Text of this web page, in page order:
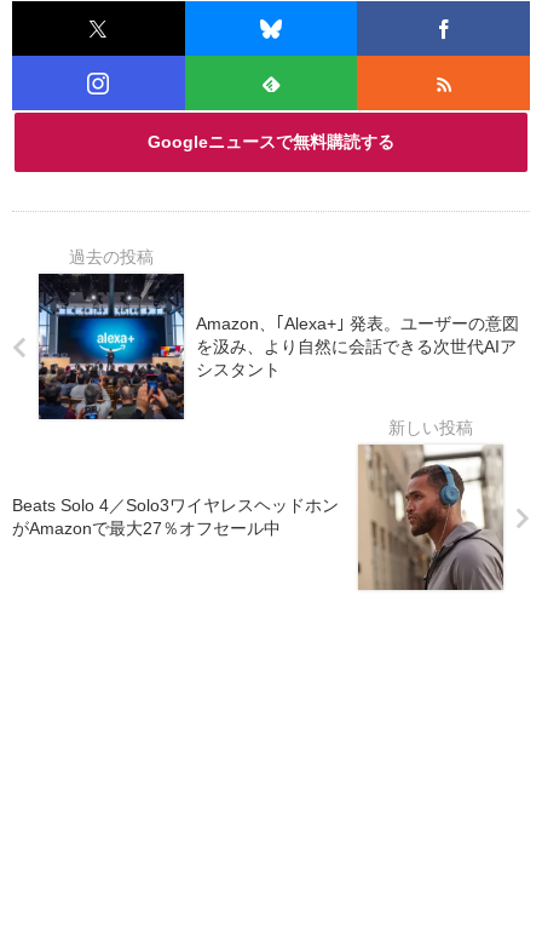
Googleニュースで無料購読する
Amazon、｢Alexa+｣ 発表。ユーザーの意図
を汲み、より自然に会話できる次世代AIア
シスタント
Beats Solo 4／Solo3ワイヤレスヘッドホン
がAmazonで最大27％オフセール中